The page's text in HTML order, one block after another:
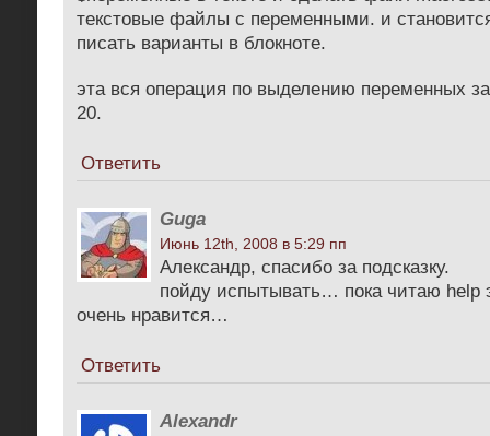
текстовые файлы с переменными. и
писать варианты в блокноте.
эта вся операция по выделению переменных
20.
Ответить
Guga
Июнь 12th, 2008 в 5:29 пп
Александр, спасибо за подсказку.
пойду испытывать… пока читаю help
очень нравится…
Ответить
Alexandr